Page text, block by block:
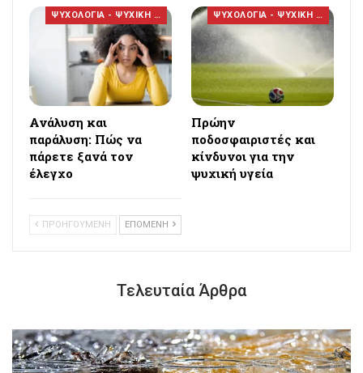
ΨΥΧΟΛΟΓΙΑ - ΨΥΧΙΚΗ ΥΓΕΙΑ
Ανάλυση και
παράλυση: Πώς να
πάρετε ξανά τον
έλεγχο
ΨΥΧΟΛΟΓΙΑ - ΨΥΧΙΚΗ ΥΓΕΙΑ
Πρώην
ποδοσφαιριστές και
κίνδυνοι για την
ψυχική υγεία
ΠΡΟΗΓΟΥΜΕΝΗ ΕΠΟΜΕΝΗ
Τελευταία Άρθρα